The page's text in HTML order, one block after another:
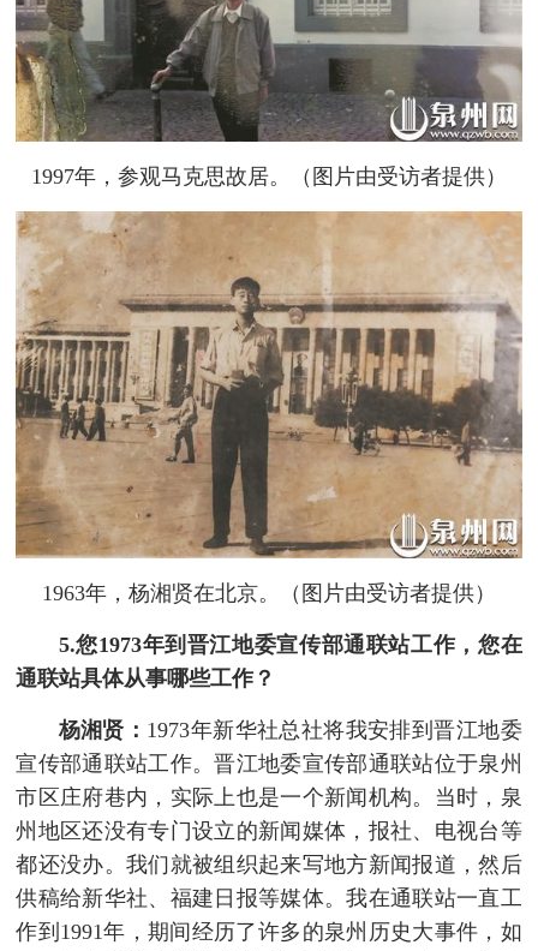
1997年，参观马克思故居。（图片由受访者提供）
1963年，杨湘贤在北京。（图片由受访者提供）
5.您1973年到晋江地委宣传部通联站工作，您在
通联站具体从事哪些工作？
杨湘贤： 1973年新华社总社将我安排到晋江地委
宣传部通联站工作。晋江地委宣传部通联站位于泉州
市区庄府巷内，实际上也是一个新闻机构。当时，泉
州地区还没有专门设立的新闻媒体，报社、电视台等
都还没办。我们就被组织起来写地方新闻报道，然后
供稿给新华社、福建日报等媒体。我在通联站一直工
作到1991年，期间经历了许多的泉州历史大事件，如